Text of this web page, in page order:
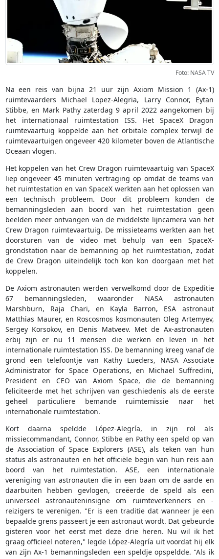
Foto: NASA TV
Na een reis van bijna 21 uur zijn Axiom Mission 1 (Ax-1)
ruimtevaarders Michael Lopez-Alegria, Larry Connor, Eytan
Stibbe, en Mark Pathy zaterdag 9 april 2022 aangekomen bij
het internationaal ruimtestation ISS. Het SpaceX Dragon
ruimtevaartuig koppelde aan het orbitale complex terwijl de
ruimtevaartuigen ongeveer 420 kilometer boven de Atlantische
Oceaan vlogen.
Het koppelen van het Crew Dragon ruimtevaartuig van SpaceX
liep ongeveer 45 minuten vertraging op omdat de teams van
het ruimtestation en van SpaceX werkten aan het oplossen van
een technisch probleem. Door dit probleem konden de
bemanningsleden aan boord van het ruimtestation geen
beelden meer ontvangen van de middelste lijncamera van het
Crew Dragon ruimtevaartuig. De missieteams werkten aan het
doorsturen van de video met behulp van een SpaceX-
grondstation naar de bemanning op het ruimtestation, zodat
de Crew Dragon uiteindelijk toch kon kon doorgaan met het
koppelen.
De Axiom astronauten werden verwelkomd door de Expeditie
67 bemanningsleden, waaronder NASA astronauten
Marshburn, Raja Chari, en Kayla Barron, ESA astronaut
Matthias Maurer, en Roscosmos kosmonauten Oleg Artemyev,
Sergey Korsokov, en Denis Matveev. Met de Ax-astronauten
erbij zijn er nu 11 mensen die werken en leven in het
internationale ruimtestation ISS. De bemanning kreeg vanaf de
grond een telefoontje van Kathy Lueders, NASA Associate
Administrator for Space Operations, en Michael Suffredini,
President en CEO van Axiom Space, die de bemanning
feliciteerde met het schrijven van geschiedenis als de eerste
geheel particuliere bemande ruimtemissie naar het
internationale ruimtestation.
Kort daarna speldde López-Alegría, in zijn rol als
missiecommandant, Connor, Stibbe en Pathy een speld op van
de Association of Space Explorers (ASE), als teken van hun
status als astronauten en het officiële begin van hun reis aan
boord van het ruimtestation. ASE, een internationale
vereniging van astronauten die in een baan om de aarde en
daarbuiten hebben gevlogen, creëerde de speld als een
universeel astronauteninsigne om ruimteverkenners en -
reizigers te verenigen. "Er is een traditie dat wanneer je een
bepaalde grens passeert je een astronaut wordt. Dat gebeurde
gisteren voor het eerst met deze drie heren. Nu wil ik het
graag officieel noteren," legde López-Alegría uit voordat hij elk
van zijn Ax-1 bemanningsleden een speldje opspeldde. "Als ik